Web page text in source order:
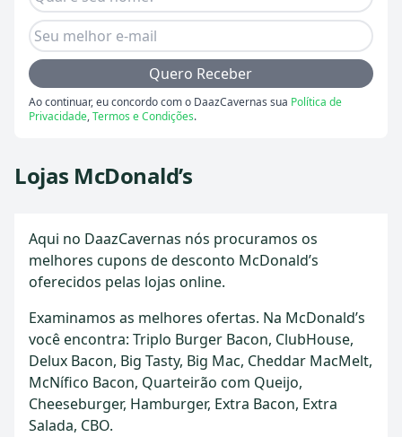
Quero Receber
Ao continuar, eu concordo com o DaazCavernas sua Política de
Privacidade,Termos e Condições.
Lojas McDonald’s
Aqui no DaazCavernas nós procuramos os
melhores cupons de desconto McDonald’s
oferecidos pelas lojas online.
Examinamos as melhores ofertas. Na McDonald’s
você encontra: Triplo Burger Bacon, ClubHouse,
Delux Bacon, Big Tasty, Big Mac, Cheddar MacMelt,
McNífico Bacon, Quarteirão com Queijo,
Cheeseburger, Hamburger, Extra Bacon, Extra
Salada, CBO.